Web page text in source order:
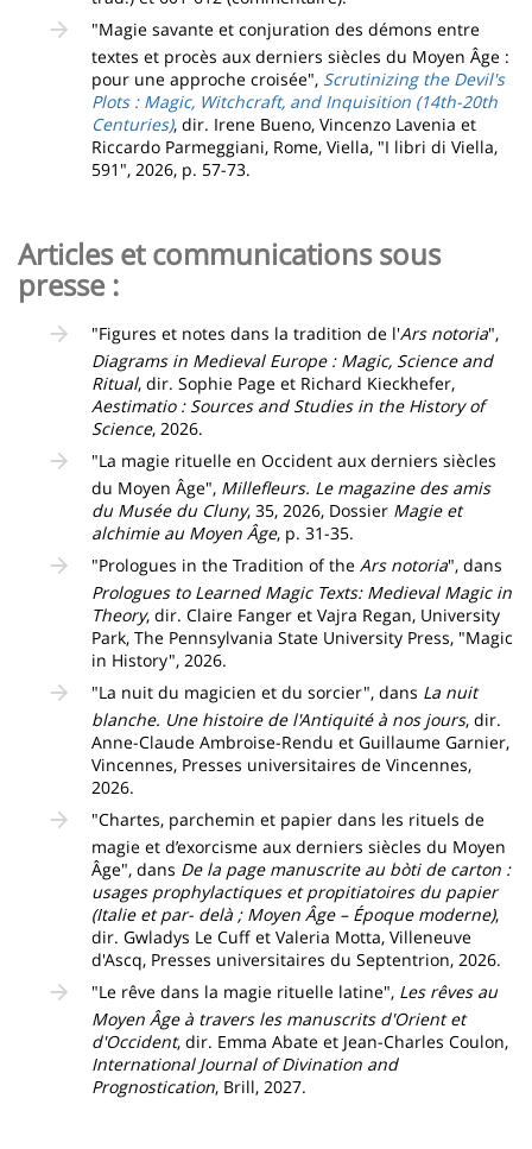
"Magie savante et conjuration des démons entre
textes et procès aux derniers siècles du Moyen Âge :
pour une approche croisée", Scrutinizing the Devil's
Plots : Magic, Witchcraft, and Inquisition (14th-20th
Centuries), dir. Irene Bueno, Vincenzo Lavenia et
Riccardo Parmeggiani, Rome, Viella, "I libri di Viella,
591", 2026, p. 57-73.
Articles et communications sous
presse :
"Figures et notes dans la tradition de l'Ars notoria",
Diagrams in Medieval Europe : Magic, Science and
Ritual, dir. Sophie Page et Richard Kieckhefer,
Aestimatio : Sources and Studies in the History of
Science, 2026.
"La magie rituelle en Occident aux derniers siècles
du Moyen Âge", Millefleurs. Le magazine des amis
du Musée du Cluny, 35, 2026, Dossier Magie et
alchimie au Moyen Âge, p. 31-35.
"Prologues in the Tradition of the Ars notoria", dans
Prologues to Learned Magic Texts: Medieval Magic in
Theory, dir. Claire Fanger et Vajra Regan, University
Park, The Pennsylvania State University Press, "Magic
in History", 2026.
"La nuit du magicien et du sorcier", dans La nuit
blanche. Une histoire de l'Antiquité à nos jours, dir.
Anne-Claude Ambroise-Rendu et Guillaume Garnier,
Vincennes, Presses universitaires de Vincennes,
2026.
"Chartes, parchemin et papier dans les rituels de
magie et d’exorcisme aux derniers siècles du Moyen
Âge", dans De la page manuscrite au bòti de carton :
usages prophylactiques et propitiatoires du papier
(Italie et par- delà ; Moyen Âge – Époque moderne),
dir. Gwladys Le Cuff et Valeria Motta, Villeneuve
d'Ascq, Presses universitaires du Septentrion, 2026.
"Le rêve dans la magie rituelle latine", Les rêves au
Moyen Âge à travers les manuscrits d'Orient et
d'Occident, dir. Emma Abate et Jean-Charles Coulon,
International Journal of Divination and
Prognostication, Brill, 2027.